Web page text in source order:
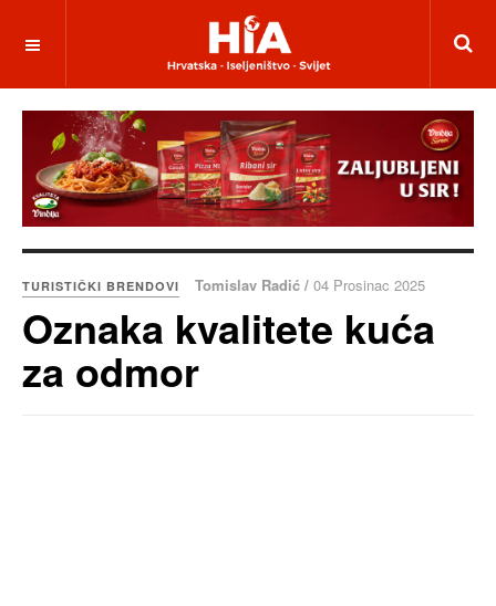
TURISTIČKI BRENDOVI Tomislav Radić / 04 Prosinac 2025
Oznaka kvalitete kuća
za odmor